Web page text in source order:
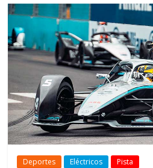
Deportes Eléctricos Pista